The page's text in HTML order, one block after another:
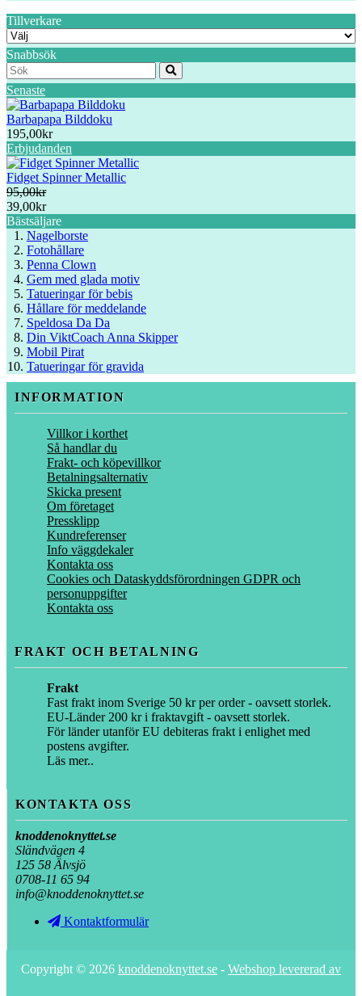
Tillverkare
Snabbsök
Senaste
Barbapapa Bilddoku
195,00kr
Erbjudanden
Fidget Spinner Metallic
95,00kr
39,00kr
Bästsäljare
Nagelborste
Fotohållare
Penna Clown
Gem med glada motiv
Tatueringar för bebis
Hållare för meddelande
Speldosa Da Da
Din ViktCoach Anna Skipper
Mobil Pirat
Tatueringar för gravida
INFORMATION
Villkor i korthet
Så handlar du
Frakt- och köpevillkor
Betalningsalternativ
Skicka present
Om företaget
Pressklipp
Kundreferenser
Info väggdekaler
Kontakta oss
Cookies och Dataskyddsförordningen GDPR och
personuppgifter
Kontakta oss
FRAKT OCH BETALNING
Frakt
Fast frakt inom Sverige 50 kr per order - oavsett storlek.
EU-Länder 200 kr i fraktavgift - oavsett storlek.
För länder utanför EU debiteras frakt i enlighet med
postens avgifter.
Läs mer..
KONTAKTA OSS
knoddenoknyttet.se
Sländvägen 4
125 58 Älvsjö
0708-11 65 94
info@knoddenoknyttet.se
Kontaktformulär
Copyright © 2026 knoddenoknyttet.se - Webshop levererad av